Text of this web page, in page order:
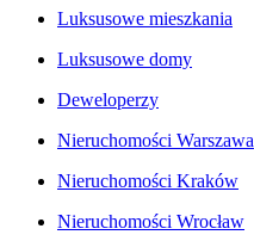
Luksusowe mieszkania
Luksusowe domy
Deweloperzy
Nieruchomości Warszawa
Nieruchomości Kraków
Nieruchomości Wrocław